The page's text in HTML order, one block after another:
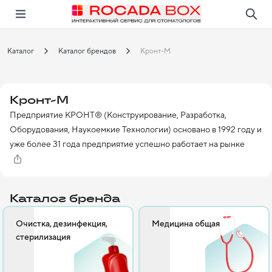
Открыть в приложении!
Каталог Каталог брендов Кронт-М
Кронт-М
Предприятие КРОНТ® (Конструирование, Разработка,
Оборудования, Наукоемкие Технологии) основано в 1992 году и
уже более 31 года предприятие успешно работает на рынке
медицинских изделий на территории РФ и является одним из
бактерицидные облучатели - рециркуляторы серии «ДЕЗАР».
Их основная задача – обеззараживание воздуха в присутствии
людей для предотвращения повышения уровня микробной
обсемененности воздуха. Рециркулятор также предназначен
для использования в помещениях с повышенным риском
Каталог бренда
Очистка, дезинфекция,
стерилизация
Медицина общая